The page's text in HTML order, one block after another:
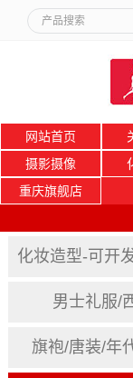
网站首页
摄影摄像
重庆旗舰店
化妆造型-可开
男士礼服/
旗袍/唐装/年